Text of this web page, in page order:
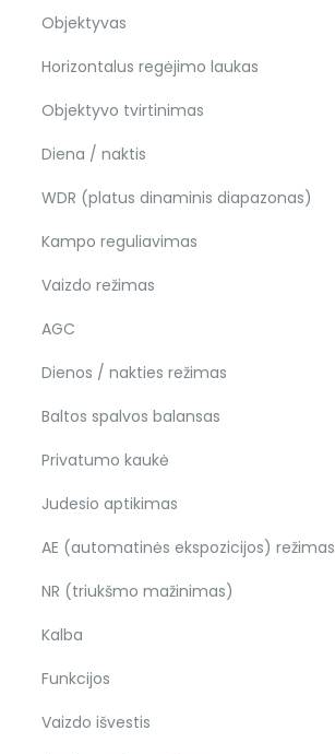
Objektyvas
Horizontalus regėjimo laukas
Objektyvo tvirtinimas
Diena / naktis
WDR (platus dinaminis diapazonas)
Kampo reguliavimas
Vaizdo režimas
AGC
Dienos / nakties režimas
Baltos spalvos balansas
Privatumo kaukė
Judesio aptikimas
AE (automatinės ekspozicijos) režimas
NR (triukšmo mažinimas)
Kalba
Funkcijos
Vaizdo išvestis